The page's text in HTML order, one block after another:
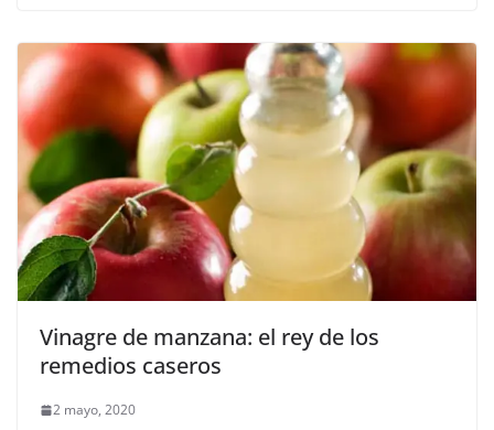
Vinagre de manzana: el rey de los
remedios caseros
2 mayo, 2020